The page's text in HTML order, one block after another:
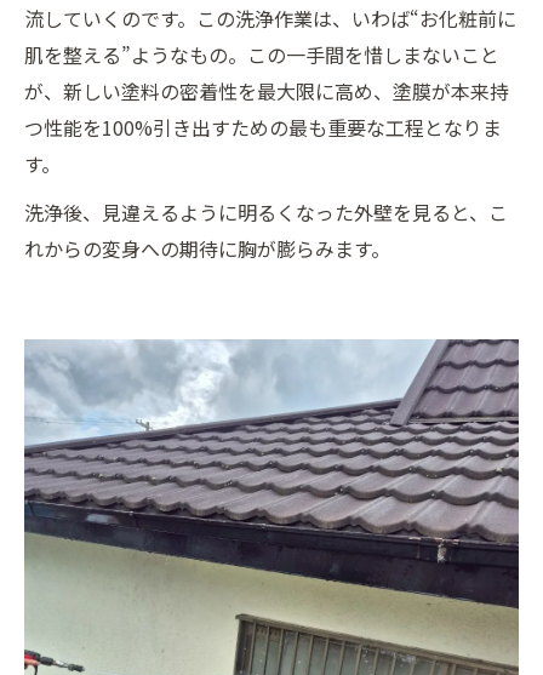
流していくのです。この洗浄作業は、いわば“お化粧前に
肌を整える”ようなもの。この一手間を惜しまないこと
が、新しい塗料の密着性を最大限に高め、塗膜が本来持
つ性能を100%引き出すための最も重要な工程となりま
す。
洗浄後、見違えるように明るくなった外壁を見ると、こ
れからの変身への期待に胸が膨らみます。